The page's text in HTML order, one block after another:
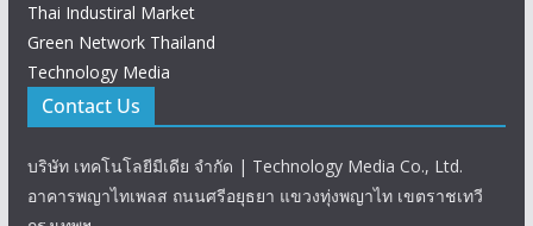
Thai Industiral Market
Green Network Thailand
Technology Media
Contact Us
บริษัท เทคโนโลยีมีเดีย จำกัด | Technology Media Co., Ltd.
อาคารพญาไทเพลส ถนนศรีอยุธยา แขวงทุ่งพญาไท เขตราชเทวี